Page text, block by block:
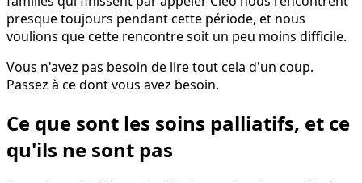
presque toujours pendant cette période, et nous
voulions que cette rencontre soit un peu moins difficile.
Vous n'avez pas besoin de lire tout cela d'un coup.
Passez à ce dont vous avez besoin.
Ce que sont les soins palliatifs, et ce
qu'ils ne sont pas